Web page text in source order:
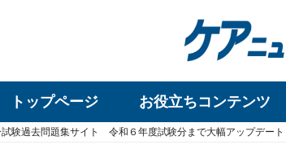
トップページ お役立ちコンテンツ
験過去問題集サイト 令和６年度試験分まで大幅アップデート